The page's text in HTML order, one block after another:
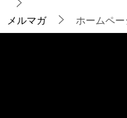
ョ
ン
メルマガ ホームペ